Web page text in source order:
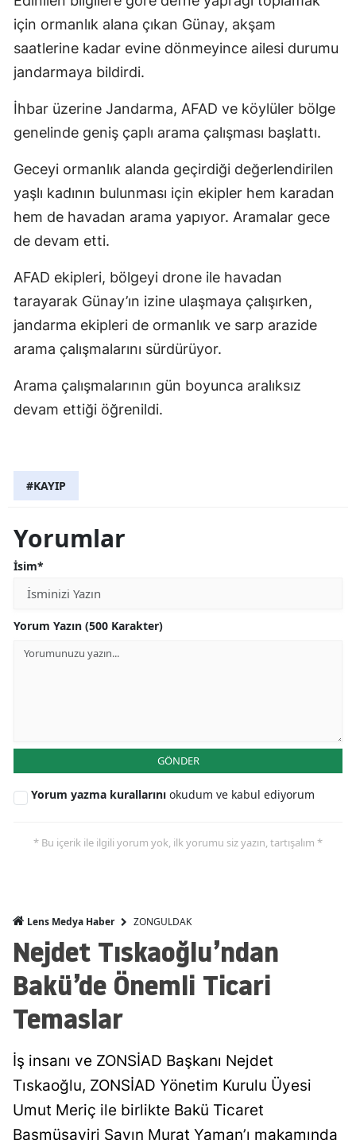
için ormanlık alana çıkan Günay, akşam
saatlerine kadar evine dönmeyince ailesi durumu
jandarmaya bildirdi.
İhbar üzerine Jandarma, AFAD ve köylüler bölge
genelinde geniş çaplı arama çalışması başlattı.
Geceyi ormanlık alanda geçirdiği değerlendirilen
yaşlı kadının bulunması için ekipler hem karadan
hem de havadan arama yapıyor. Aramalar gece
de devam etti.
AFAD ekipleri, bölgeyi drone ile havadan
tarayarak Günay’ın izine ulaşmaya çalışırken,
jandarma ekipleri de ormanlık ve sarp arazide
arama çalışmalarını sürdürüyor.
Arama çalışmalarının gün boyunca aralıksız
devam ettiği öğrenildi.
#KAYIP
Yorumlar
İsim*
Yorum Yazın (500 Karakter)
GÖNDER
Yorum yazma kurallarını okudum ve kabul ediyorum
* Bu içerik ile ilgili yorum yok, ilk yorumu siz yazın, tartışalım *
Lens Medya Haber ZONGULDAK
Nejdet Tıskaoğlu’ndan
Bakü’de Önemli Ticari
Temaslar
İş insanı ve ZONSİAD Başkanı Nejdet
Tıskaoğlu, ZONSİAD Yönetim Kurulu Üyesi
Umut Meriç ile birlikte Bakü Ticaret
Başmüşaviri Sayın Murat Yaman’ı makamında